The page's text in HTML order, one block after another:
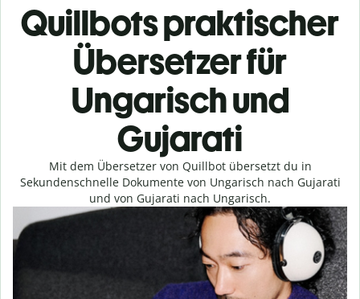
Quillbots praktischer
Übersetzer für
Ungarisch und
Gujarati
Mit dem Übersetzer von Quillbot übersetzt du in
Sekundenschnelle Dokumente von Ungarisch nach Gujarati
und von Gujarati nach Ungarisch.